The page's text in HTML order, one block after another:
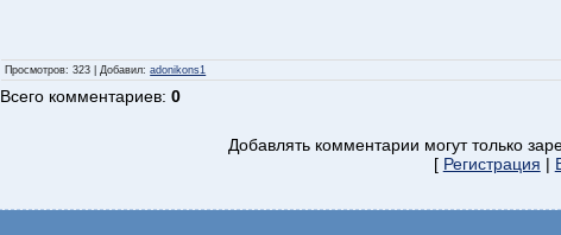
Просмотров: 323 |Добавил:adonikons1
Всего комментариев:0
Добавлять комментарии могут только
[ Регистрация |